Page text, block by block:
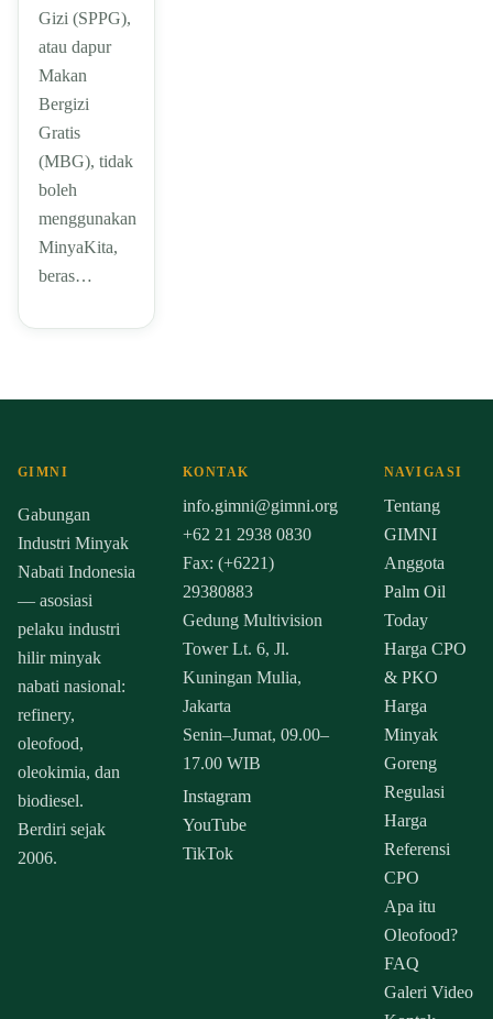
Gizi (SPPG),
atau dapur
Makan
Bergizi
Gratis
(MBG), tidak
boleh
menggunakan
MinyaKita,
beras…
GIMNI
Gabungan
Industri Minyak
Nabati Indonesia
— asosiasi
pelaku industri
hilir minyak
nabati nasional:
refinery,
oleofood,
oleokimia, dan
biodiesel.
Berdiri sejak
2006.
KONTAK
info.gimni@gimni.org
+62 21 2938 0830
Fax: (+6221)
29380883
Gedung Multivision
Tower Lt. 6, Jl.
Kuningan Mulia,
Jakarta
Senin–Jumat, 09.00–
17.00 WIB
Instagram
YouTube
TikTok
NAVIGASI
Tentang
GIMNI
Anggota
Palm Oil
Today
Harga CPO
& PKO
Harga
Minyak
Goreng
Regulasi
Harga
Referensi
CPO
Apa itu
Oleofood?
FAQ
Galeri Video